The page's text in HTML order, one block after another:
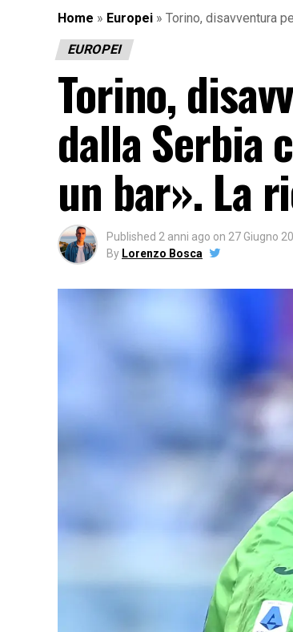
Home » Europei » Torino, disavventura
EUROPEI
Torino,
dalla Serbia
un bar». La
Published 2 anni ago on 27 Giugno
By Lorenzo Bosca